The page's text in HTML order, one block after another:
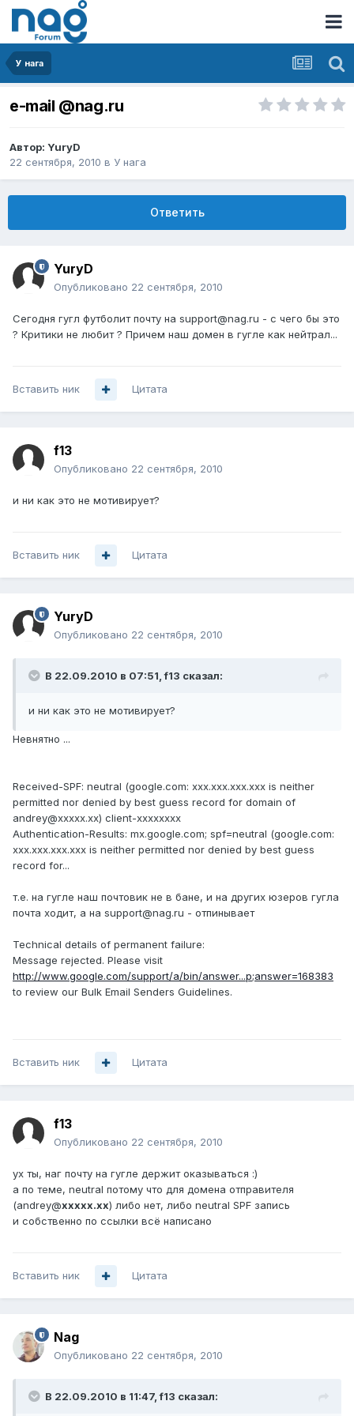
У нага
e-mail @nag.ru
Автор: YuryD
22 сентября, 2010 в У нага
Ответить
YuryD
Опубликовано 22 сентября, 2010
Сегодня гугл футболит почту на support@nag.ru - с чего бы это
? Критики не любит ? Причем наш домен в гугле как нейтрал...
Вставить ник Цитата
f13
Опубликовано 22 сентября, 2010
и ни как это не мотивирует?
Вставить ник Цитата
YuryD
Опубликовано 22 сентября, 2010
В 22.09.2010 в 07:51, f13 сказал:
и ни как это не мотивирует?
Невнятно ...
Received-SPF: neutral (google.com: xxx.xxx.xxx.xxx is neither
permitted nor denied by best guess record for domain of
andrey@xxxxx.xx) client-xxxxxxxx
Authentication-Results: mx.google.com; spf=neutral (google.com:
xxx.xxx.xxx.xxx is neither permitted nor denied by best guess
record for...
т.е. на гугле наш почтовик не в бане, и на других юзеров гугла
почта ходит, а на support@nag.ru - отпинывает
Technical details of permanent failure:
Message rejected. Please visit
http://www.google.com/support/a/bin/answer...p;answer=168383
to review our Bulk Email Senders Guidelines.
Вставить ник Цитата
f13
Опубликовано 22 сентября, 2010
ух ты, наг почту на гугле держит оказываться :)
а по теме, neutral потому что для домена отправителя
(andrey@xxxxx.xx) либо нет, либо neutral SPF запись
и собственно по ссылки всё написано
Вставить ник Цитата
Nag
Опубликовано 22 сентября, 2010
В 22.09.2010 в 11:47, f13 сказал: